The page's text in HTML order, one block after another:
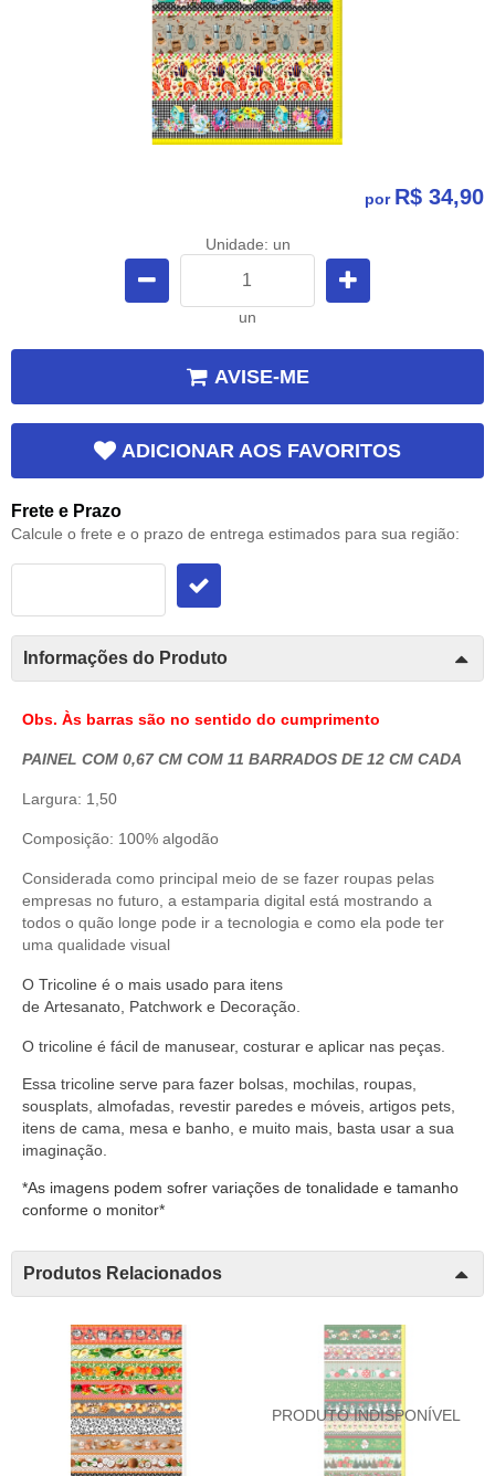
por R$ 34,90
Unidade: un
un
AVISE-ME
ADICIONAR AOS FAVORITOS
Frete e Prazo
Calcule o frete e o prazo de entrega estimados para sua região:
Informações do Produto
Obs. Às barras são no sentido do cumprimento
PAINEL COM 0,67 CM COM 11 BARRADOS DE 12 CM CADA
Largura: 1,50
Composição: 100% algodão
Considerada como principal meio de se fazer roupas pelas
empresas no futuro, a estamparia digital está mostrando a
todos o quão longe pode ir a tecnologia e como ela pode ter
uma qualidade visual
O Tricoline é o mais usado para itens
de Artesanato Patchwork e Decoração
O tricoline é fácil de manusear, costurar e aplicar nas peças.
Essa tricoline serve para fazer bolsas, mochilas, roupas,
sousplats, almofadas, revestir paredes e móveis, artigos pets,
itens de cama, mesa e banho, e muito mais, basta usar a sua
imaginação.
*As imagens podem sofrer variações de tonalidade e tamanho
conforme o monitor*
Produtos Relacionados